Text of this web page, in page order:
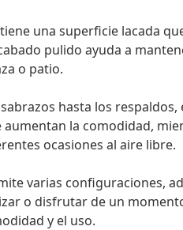
una superficie lacada
pulido ayuda a
o patio.
hasta los
la comodidad,
ocasiones al aire libre.
varias configuraciones,
o disfrutar de un
y el uso.